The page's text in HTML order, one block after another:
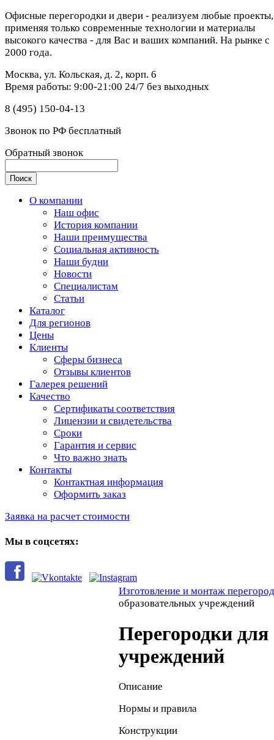
Офисные перегородки и двери - реализуем любые проекты,
применяя только современные технологии и материалы
высокого качества - для Вас и ваших компаний. На рынке с
2000 года.
Москва, ул. Кольская, д. 2, корп. 6
Время работы: 9:00-21:00 24/7 без выходных
8 (495) 150-04-13
Звонок по РФ бесплатный
Обратный звонок
О компании
Наш офис
История компании
Наши преимущества
Социальная активность
Наши будни
Новости
Специалистам
Статьи
Каталог
Для регионов
Цены
Клиенты
Сферы бизнеса
Отзывы клиентов
Галерея решений
Качество
Сертификаты соответствия
Лицензии и свидетельства
Сроки
Гарантия и сервис
Что важно знать
Контакты
Контактная информация
Оформить заказ
Заявка на расчет стоимости
Мы в соцсетях:
Изготовление и монтаж
образовательных учреждений
Перегородки
учреждений
Описание
Нормы и правила
Конструкции